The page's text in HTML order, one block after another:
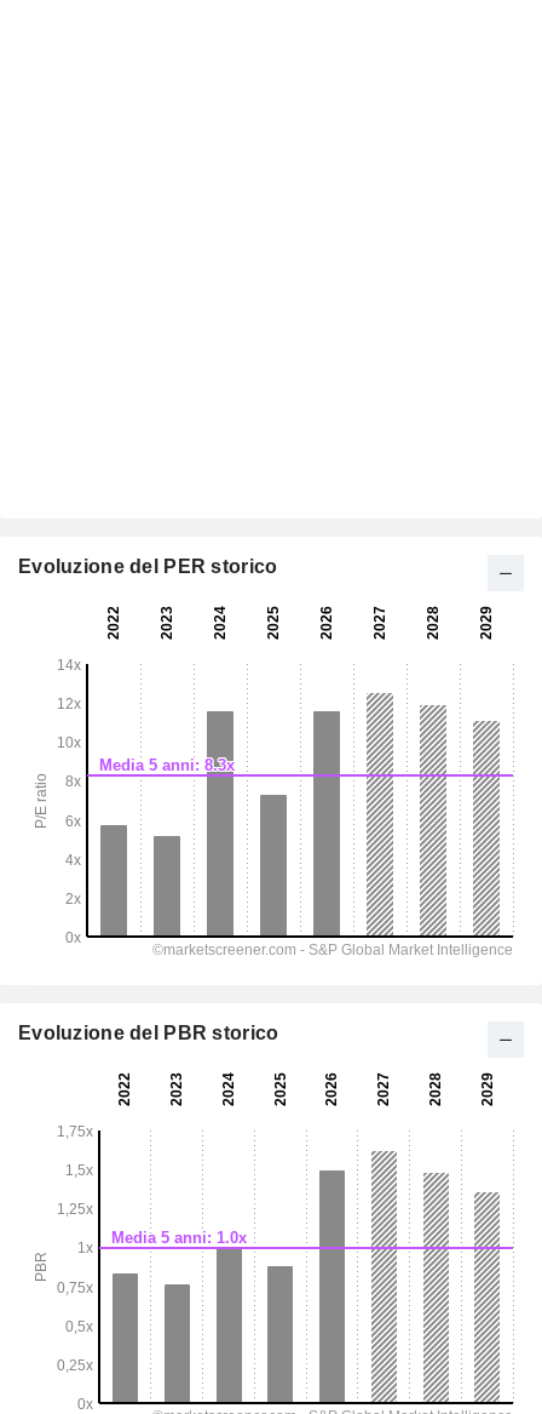
Evoluzione del PER storico
Evoluzione del PBR storico